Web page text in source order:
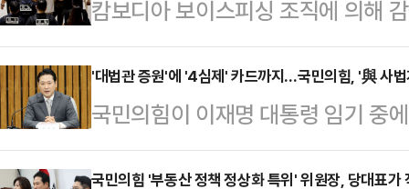
캄보디아 보이스피싱 조직에 의해
정부는 한국인 구출을 위한 대대적
에 구금된 60여명을 전세기를 통해
의 신속한 대응"이라는 평가가 나
한다. 인터폴 적색수배자가 포함된
'대법관 증원'에 '4심제' 카드까지…국민의힘, '與 사
국민의힘이 이재명 대통령 임기 중
자로 한 더불어민주당의 사법개혁
국민의힘 '부동산 정책 정상화 특위' 위원장, 당대표가